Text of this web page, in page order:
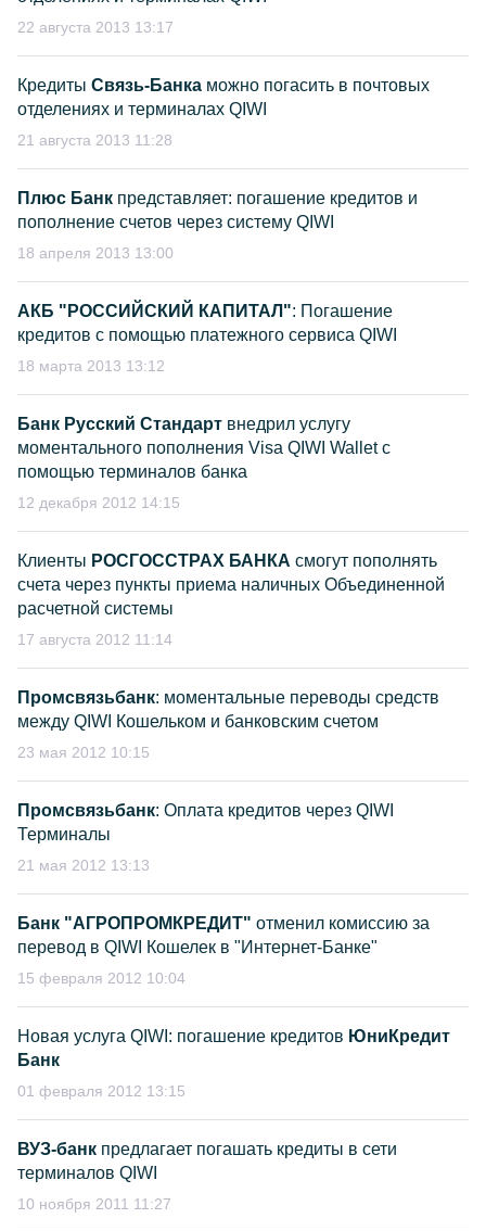
22 августа 2013 13:17
Кредиты Связь-Банка можно погасить в почтовых
отделениях и терминалах QIWI
21 августа 2013 11:28
Плюс Банк представляет: погашение кредитов и
пополнение счетов через систему QIWI
18 апреля 2013 13:00
АКБ "РОССИЙСКИЙ КАПИТАЛ": Погашение
кредитов с помощью платежного сервиса QIWI
18 марта 2013 13:12
Банк Русский Стандарт внедрил услугу
моментального пополнения Visa QIWI Wallet с
помощью терминалов банка
12 декабря 2012 14:15
Клиенты РОСГОССТРАХ БАНКА смогут пополнять
счета через пункты приема наличных Объединенной
расчетной системы
17 августа 2012 11:14
Промсвязьбанк: моментальные переводы средств
между QIWI Кошельком и банковским счетом
23 мая 2012 10:15
Промсвязьбанк: Оплата кредитов через QIWI
Терминалы
21 мая 2012 13:13
Банк "АГРОПРОМКРЕДИТ" отменил комиссию за
перевод в QIWI Кошелек в "Интернет-Банке"
15 февраля 2012 10:04
Новая услуга QIWI: погашение кредитов ЮниКредит
Банк
01 февраля 2012 13:15
ВУЗ-банк предлагает погашать кредиты в сети
терминалов QIWI
10 ноября 2011 11:27